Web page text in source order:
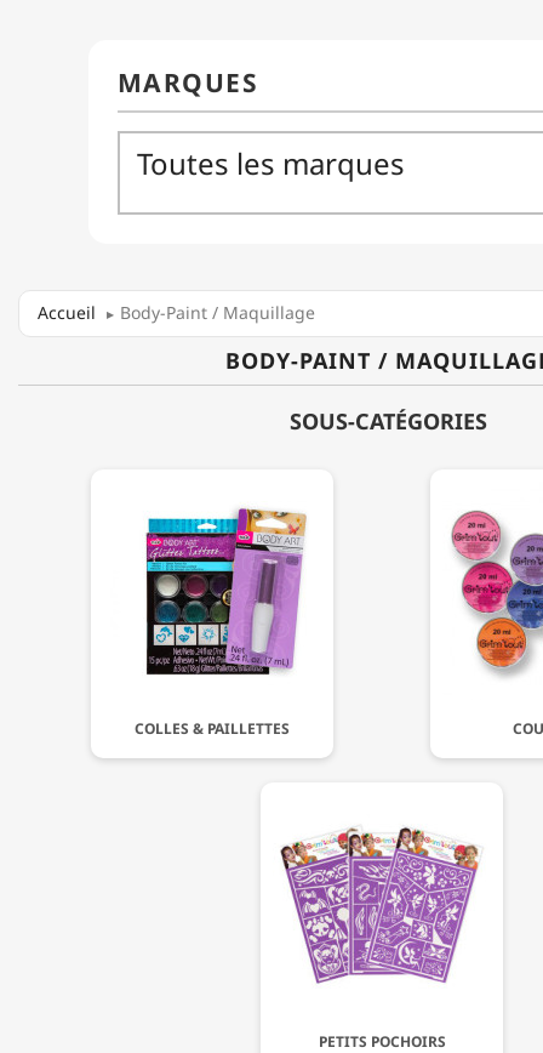
Accueil Body-Paint / Maquillage
BODY-PAINT /
SOUS-CATÉGORIES
COLLES & PAILLETTES
PETITS POCHOIRS